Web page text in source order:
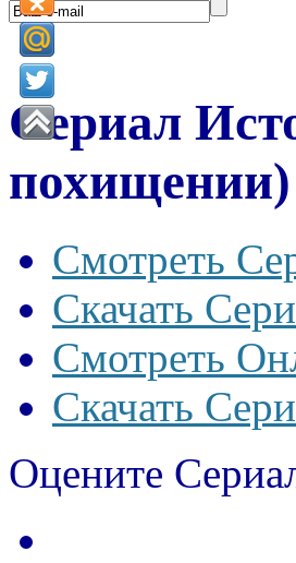
Сериал
Смотреть
Скачать
Смотреть
Скачать
Оцените